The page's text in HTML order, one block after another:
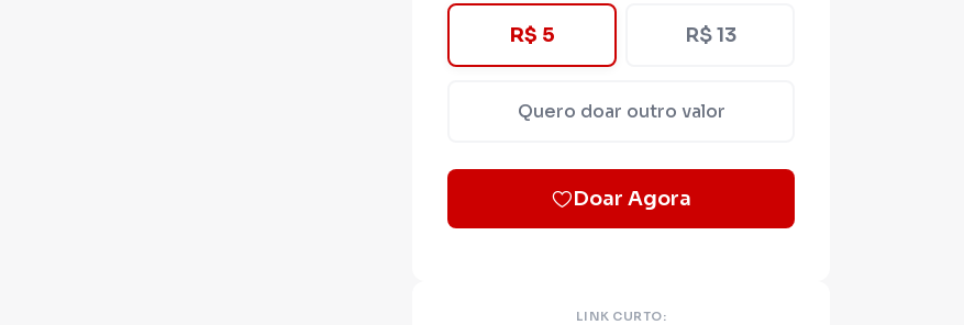
R$ 5 R$ 13
Quero doar outro valor
Doar Agora
LINK CURTO: